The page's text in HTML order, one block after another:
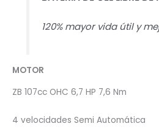
120% mayor vida útil y
MOTOR
ZB 107cc OHC 6,7 HP 7,6 Nm
4 velocidades Semi Automática